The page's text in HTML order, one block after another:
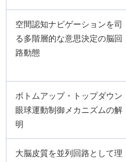
空間認知ナビゲーションを司
る多階層的な意思決定の脳回
路動態
ボトムアップ・トップダウン
眼球運動制御メカニズムの解
明
大脳皮質を並列回路として理